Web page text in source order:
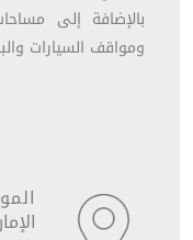
بالإضافة إلى
ومواقف السيارات